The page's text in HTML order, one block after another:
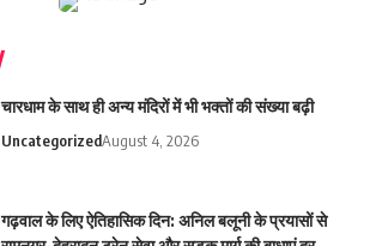
चारधाम के साथ ही अन्य मंदिरों में भी भक्तों की संख्या बढ़ी
UncategorizedAugust 4, 2026
गढ़वाल के लिए ऐतिहासिक दिन: अनिल बलूनी के प्रयासों से